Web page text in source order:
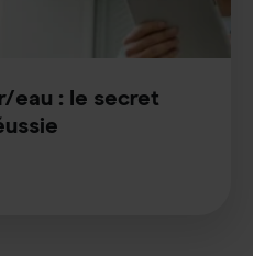
eau : le secret